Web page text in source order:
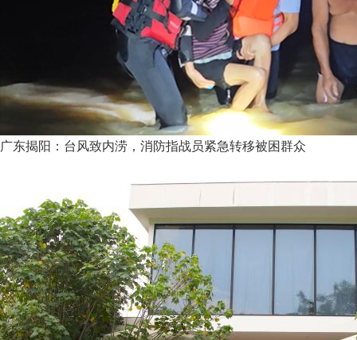
广东揭阳：台风致内涝，消防指战员紧急转移被困群众